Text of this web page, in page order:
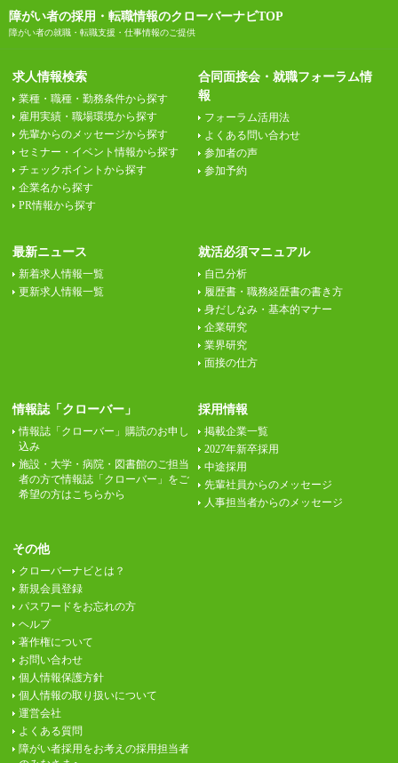
障がい者の採用・転職情報のクローバーナビTOP
障がい者の就職・転職支援・仕事情報のご提供
求人情報検索
業種・職種・勤務条件から探す
雇用実績・職場環境から探す
先輩からのメッセージから探す
セミナー・イベント情報から探す
チェックポイントから探す
企業名から探す
PR情報から探す
合同面接会・就職フォーラム情
報
フォーラム活用法
よくある問い合わせ
参加者の声
参加予約
最新ニュース
新着求人情報一覧
更新求人情報一覧
就活必須マニュアル
自己分析
履歴書・職務経歴書の書き方
身だしなみ・基本的マナー
企業研究
業界研究
面接の仕方
情報誌「クローバー」
情報誌「クローバー」購読のお申し
込み
施設・大学・病院・図書館のご担当
者の方で情報誌「クローバー」をご
希望の方はこちらから
採用情報
掲載企業一覧
2027年新卒採用
中途採用
先輩社員からのメッセージ
人事担当者からのメッセージ
その他
クローバーナビとは？
新規会員登録
パスワードをお忘れの方
ヘルプ
著作権について
お問い合わせ
個人情報保護方針
個人情報の取り扱いについて
運営会社
よくある質問
障がい者採用をお考えの採用担当者